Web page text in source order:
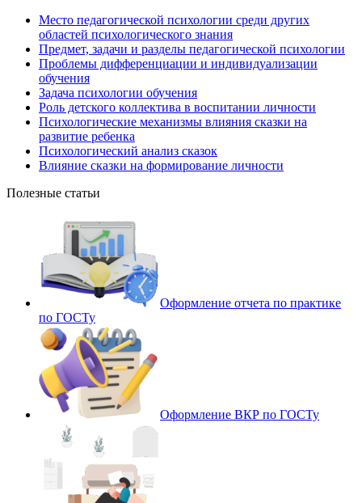
Место педагогической психологии среди других
областей психологического знания
Предмет, задачи и разделы педагогической психологии
Проблемы дифференциации и индивидуализации
обучения
Задача психологии обучения
Роль детского коллектива в воспитании личности
Психологические механизмы влияния сказки на
развитие ребенка
Психологический анализ сказок
Влияние сказки на формирование личности
Полезные статьи
Оформление отчета по практике
по ГОСТу
Оформление ВКР по ГОСТу